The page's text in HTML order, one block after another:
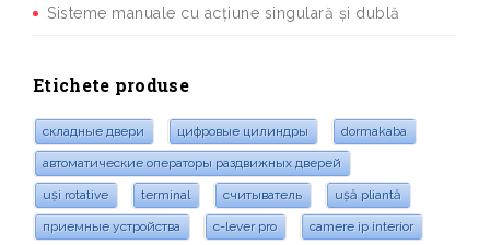
Sisteme manuale cu acțiune singulară și dublă
Etichete produse
складные двери цифровые цилиндры dormakaba
автоматические операторы раздвижных дверей
uși rotative terminal считыватель ușă pliantă
приемные устройства c-lever pro camere ip interior